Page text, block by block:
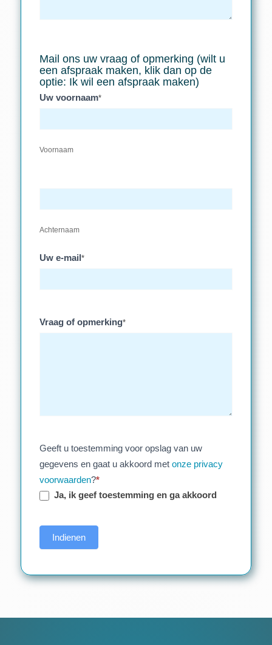
Mail ons uw vraag of opmerking (wilt u
een afspraak maken, klik dan op de
optie: Ik wil een afspraak maken)
Uw voornaam*
Voornaam
Achternaam
Uw e-mail *
Vraag of opmerking*
Geeft u toestemming voor opslag van uw
gegevens en gaat u akkoord met onze privacy
voorwaarden?*
Ja, ik geef toestemming en ga akkoord
Indienen